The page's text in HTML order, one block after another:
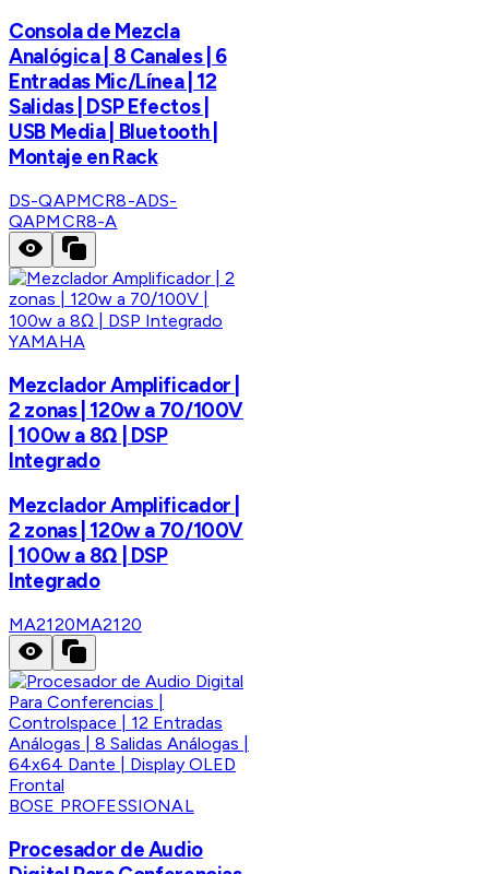
Consola de Mezcla
Analógica | 8 Canales | 6
Entradas Mic/Línea | 12
Salidas | DSP Efectos |
USB Media | Bluetooth |
Montaje en Rack
DS-QAPMCR8-ADS-
QAPMCR8-A
YAMAHA
Mezclador Amplificador |
2 zonas | 120w a 70/100V
| 100w a 8Ω | DSP
Integrado
Mezclador Amplificador |
2 zonas | 120w a 70/100V
| 100w a 8Ω | DSP
Integrado
MA2120MA2120
BOSE PROFESSIONAL
Procesador de Audio